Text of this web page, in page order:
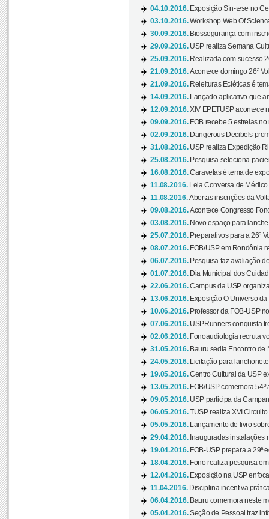
04.10.2016. Exposição Sín-tese no
03.10.2016.Workshop Web Of
30.09.2016. Biossegurança com
29.09.2016. USP realiza Semana
25.09.2016. Realizada com sucesso
21.09.2016.Acontece domingo 26ª
21.09.2016. Releituras Ecléticas é
14.09.2016.
Lançado aplicativo que
12.09.2016.XIV EPETUSP acontece
09.09.2016. FOB recebe 5 estrelas
02.09.2016. Dangerous Decibels
31.08.2016. USP realiza Expedição
25.08.2016. Pesquisa seleciona
16.08.2016.Caravelas é tema de
11.08.2016.
Leia Conversa de
11.08.2016.Abertas inscrições da
09.08.2016.Acontece Congresso
03.08.2016. Novo espaço para
25.07.2016. Preparativos para a 26ª
08.07.2016. FOB/USP em Rondônia
06.07.2016. Pesquisa faz avaliação
01.07.2016. Dia Municipal dos
22.06.2016.Campus da USP
13.06.2016. Exposição O Universo
10.06.2016. Professor da FOB-USP
07.06.2016. USPRunners conquista
02.06.2016. Fonoaudiologia recruta
31.05.2016. Bauru sedia Encontro de
24.05.2016.
Licitação para
19.05.2016.Centro Cultural da USP
13.05.2016. FOB/USP comemora
09.05.2016. USP participa da
06.05.2016.TUSP realiza XVI Circuito
05.05.2016.
Lançamento de livro
29.04.2016. Inauguradas instalações
19.04.2016. FOB-USP prepara a 29ª
18.04.2016. Fono realiza pesquisa
12.04.2016. Exposição na USP
11.04.2016. Disciplina incentiva
06.04.2016. Bauru comemora neste
05.04.2016.Seção de Pessoal traz